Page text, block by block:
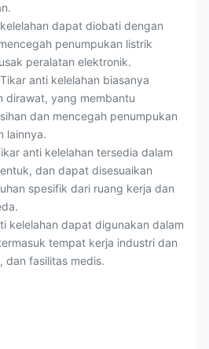
dapat diobati dengan
penumpukan listrik
peralatan elektronik.
anti kelelahan biasanya
dirawat, yang membantu
dan mencegah penumpukan
lainnya.
anti kelelahan tersedia dalam
dan dapat disesuaikan
spesifik dari ruang kerja dan
kelelahan dapat digunakan dalam
tempat kerja industri dan
dan fasilitas medis.